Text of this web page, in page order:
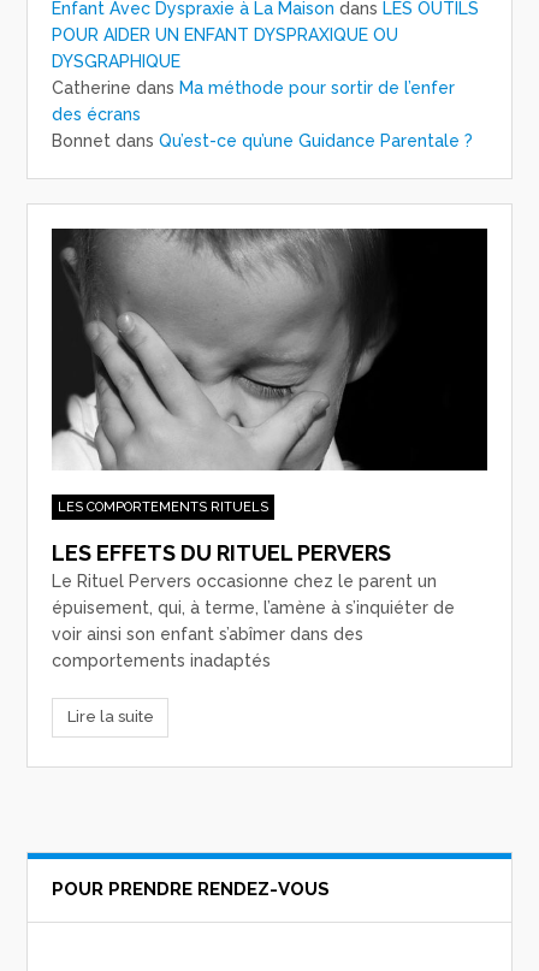
Enfant Avec Dyspraxie à La Maison dans LES OUTILS
POUR AIDER UN ENFANT DYSPRAXIQUE OU
DYSGRAPHIQUE
Catherine dans Ma méthode pour sortir de l’enfer
des écrans
Bonnet dansQu’est-ce qu’une Guidance Parentale ?
LES COMPORTEMENTS RITUELS
LES EFFETS DU RITUEL PERVERS
Le Rituel Pervers occasionne chez le parent un
épuisement, qui, à terme, l’amène à s’inquiéter de
voir ainsi son enfant s’abîmer dans des
comportements inadaptés
Lire la suite
POUR PRENDRE RENDEZ-VOUS